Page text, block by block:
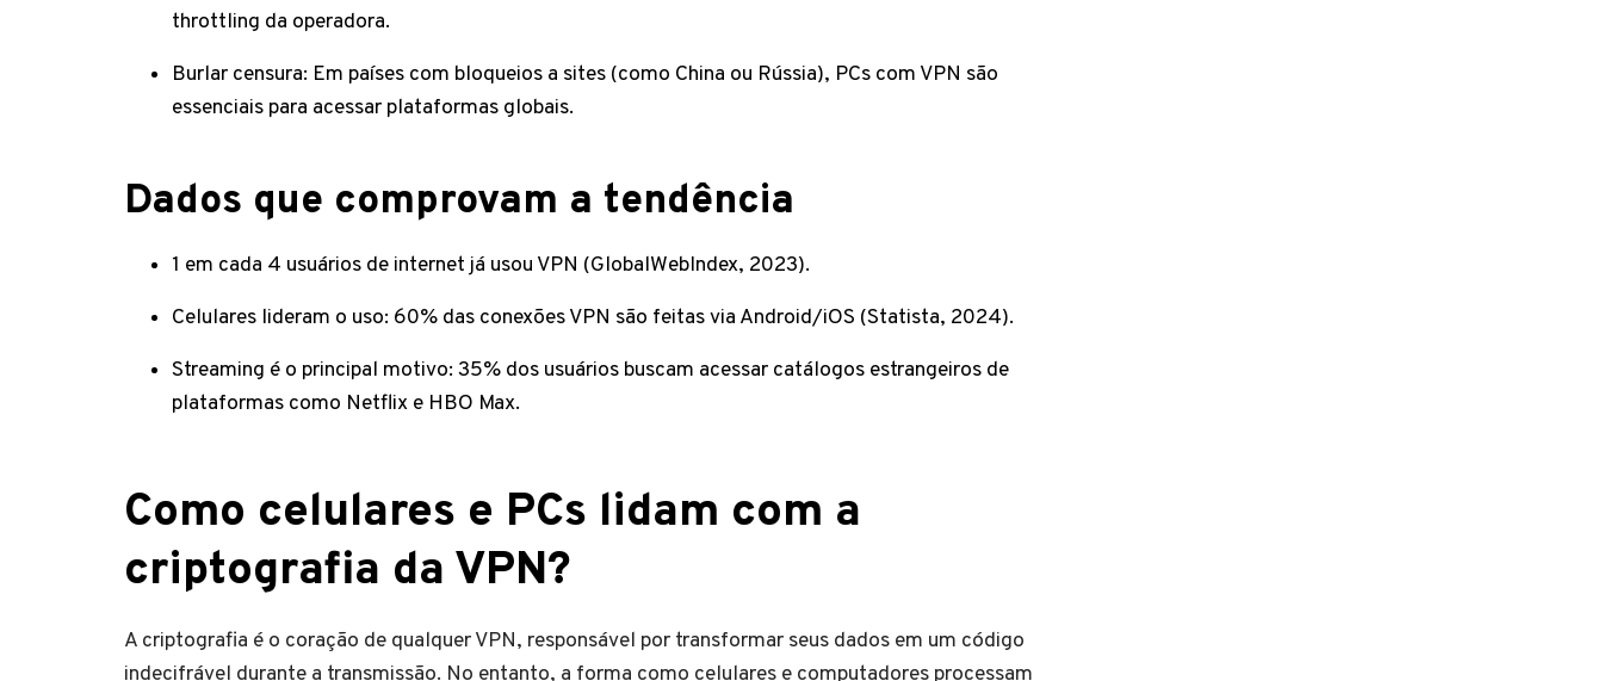
throttling da operadora.
Burlar censura: Em países com bloqueios a sites (como China ou Rússia), PCs com VPN são
essenciais para acessar plataformas globais.
Dados que comprovam a tendência
1 em cada 4 usuários de internet já usou VPN (GlobalWebIndex, 2023).
Celulares lideram o uso: 60% das conexões VPN são feitas via Android/iOS (Statista, 2024).
Streaming é o principal motivo: 35% dos usuários buscam acessar catálogos estrangeiros de
plataformas como Netflix e HBO Max.
Como celulares e PCs lidam com a
criptografia da VPN?
A criptografia é o coração de qualquer VPN, responsável por transformar seus dados em um código
indecifrável durante a transmissão. No entanto, a forma como celulares e computadores processam